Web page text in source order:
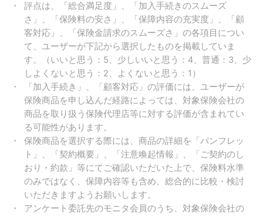
評点は、「総合満足度」、「加入手続きのスムーズ
さ」、「保険料の安さ」、「保障内容の充実度」、「顧
客対応」、「保険金請求のスムーズさ」の各項目につい
て、ユーザーが下記から選択したものを掲載していま
す。（いいと思う：5、少しいいと思う：4、普通：3、少
しよくないと思う：2、よくないと思う：1）
「加入手続き」、「顧客対応」の評価には、ユーザーが
保険商品を申し込んだ経路によっては、対象保険会社の
商品を取り扱う保険代理店等に対する評価が含まれてい
る可能性があります。
保険商品を選択する際には、商品の詳細を「パンフレッ
ト」、「契約概要」、「注意喚起情報」、「ご契約のし
おり・約款」等にてご確認いただいた上で、保険料水準
のみではなく、保障内容等も含め、総合的に比較・検討
いただきますようお願いします。
アンケート委託先のモニタ会員のうち、対象保険会社の